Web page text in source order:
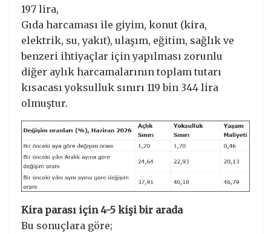
197 lira,
Gıda harcaması ile giyim, konut (kira,
elektrik, su, yakıt), ulaşım, eğitim, sağlık ve
benzeri ihtiyaçlar için yapılması zorunlu
diğer aylık harcamalarının toplam tutarı
kısacası yoksulluk sınırı 119 bin 344 lira
olmuştur.
Kira parası için 4-5 kişi bir arada
Bu sonuçlara göre;